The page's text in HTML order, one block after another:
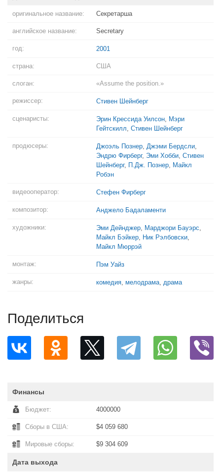
оригинальное название: Секретарша
английское название: Secretary
год: 2001
страна: США
слоган: «Assume the position.»
режиссер: Стивен Шейнберг
сценаристы: Эрин Крессида Уилсон, Мэри
Гейтскилл, Стивен Шейнберг
продюсеры: Джоэль Познер, Джэми Бердсли,
Эндрю Фирберг, Эми Хобби, Стивен
Шейнберг, П.Дж. Познер, Майкл
Робэн
видеооператор: Стефен Фирберг
композитор: Анджело Бадаламенти
художники: Эми Дейнджер, Марджори Бауэрс,
Майкл Бэйкер, Ник Рэлбовски,
Майкл Мюррэй
монтаж: Пэм Уайз
жанры: комедия, мелодрама, драма
Поделиться
Финансы
Бюджет: 4000000
Сборы в США: $4 059 680
Мировые сборы: $9 304 609
Дата выхода